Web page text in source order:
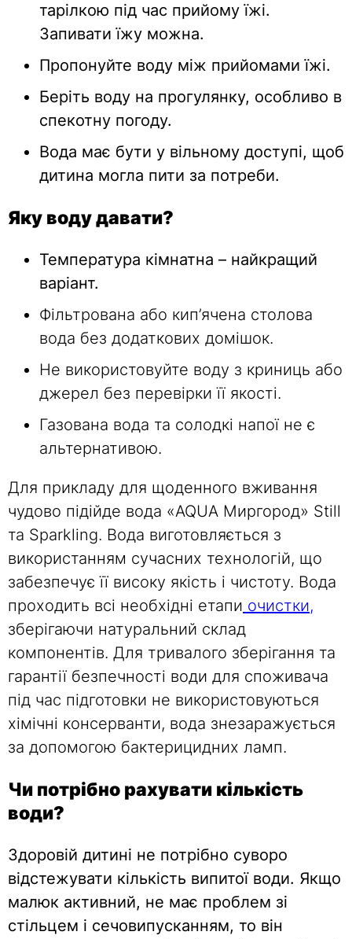
тарілкою під час прийому їжі.
Запивати їжу можна.
Пропонуйте воду між прийомами їжі.
Беріть воду на прогулянку, особливо в
спекотну погоду.
Вода має бути у вільному доступі, щоб
дитина могла пити за потреби.
Яку воду давати?
Температура кімнатна – найкращий
варіант.
Фільтрована або кип’ячена столова
вода без додаткових домішок.
Не використовуйте воду з криниць або
джерел без перевірки її якості.
Газована вода та солодкі напої не є
альтернативою.
Для прикладу для щоденного вживання
чудово підійде вода «AQUA Миргород» Still
та Sparkling. Вода виготовляється з
використанням сучасних технологій, що
забезпечує її високу якість і чистоту. Вода
проходить всі необхідні етапи очистки,
зберігаючи натуральний склад
компонентів. Для тривалого зберігання та
гарантії безпечності води для споживача
під час підготовки не використовуються
хімічні консерванти, вода знезаражується
за допомогою бактерицидних ламп.
Чи потрібно рахувати кількість
води?
Здоровій дитині не потрібно суворо
відстежувати кількість випитої води. Якщо
малюк активний, не має проблем зі
стільцем і сечовипусканням, то він